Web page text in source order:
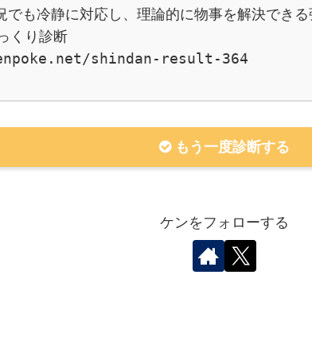
でも冷静に対応し、理論的に物事を解決できる
くり診断
shindan-result-364
もう一度診断する
ケンをフォローする